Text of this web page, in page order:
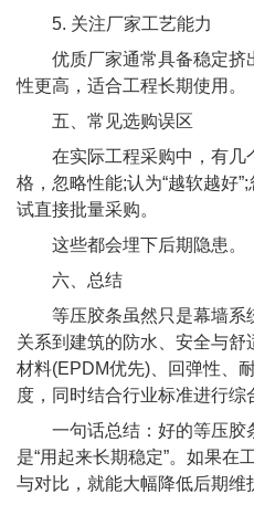
5. 关注厂家工艺能力
优质厂家通常具备稳定挤
性更高，适合工程长期使用。
五、常见选购误区
在实际工程采购中，有几
格，忽略性能;认为“越软越好
试直接批量采购。
这些都会埋下后期隐患。
六、总结
等压胶条虽然只是幕墙系
关系到建筑的防水、安全与
材料(EPDM优先)、回弹性、
度，同时结合行业标准进行综
一句话总结：好的等压胶
是“用起来长期稳定”。如果在
与对比，就能大幅降低后期维